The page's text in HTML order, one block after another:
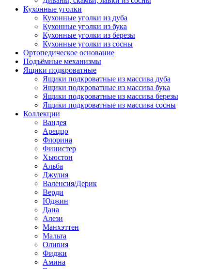
Кухонные уголки
Кухонные уголки из дуба
Кухонные уголки из бука
Кухонные уголки из березы
Кухонные уголки из сосны
Ортопедическое основание
Подъёмные механизмы
Ящики подкроватные
Ящики подкроватные из массива дуба
Ящики подкроватные из массива бука
Ящики подкроватные из массива березы
Ящики подкроватные из массива сосны
Коллекции
Вандея
Ареццо
Флорина
Финистер
Хьюстон
Альба
Джулия
Валенсия/Дерик
Верди
Юджин
Дана
Алези
Манхэттен
Мальта
Оливия
Фиджи
Амина